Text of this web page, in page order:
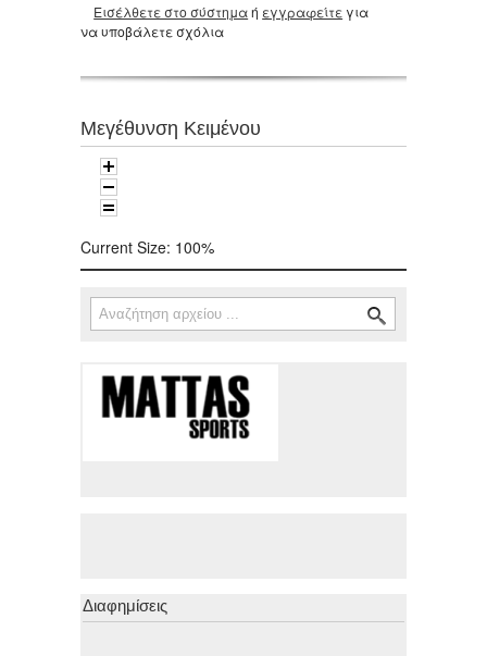
Εισέλθετε στο σύστημαή εγγραφείτε για
να υποβάλετε σχόλια
Μεγέθυνση Κειμένου
Current Size: 100%
Φόρμα αναζήτησης
Αναζήτηση
Διαφημίσεις